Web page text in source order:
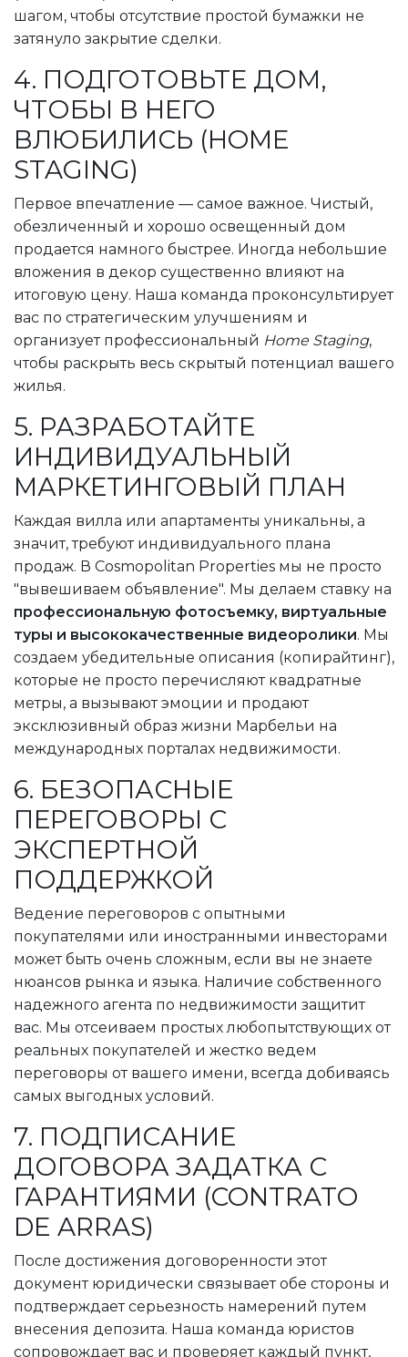
шагом, чтобы отсутствие простой бумажки не
затянуло закрытие сделки.
4. ПОДГОТОВЬТЕ ДОМ,
ЧТОБЫ В НЕГО
ВЛЮБИЛИСЬ (HOME
STAGING)
Первое впечатление — самое важное. Чистый,
обезличенный и хорошо освещенный дом
продается намного быстрее. Иногда небольшие
вложения в декор существенно влияют на
итоговую цену. Наша команда проконсультирует
вас по стратегическим улучшениям и
организует профессиональный Home Staging,
чтобы раскрыть весь скрытый потенциал вашего
жилья.
5. РАЗРАБОТАЙТЕ
ИНДИВИДУАЛЬНЫЙ
МАРКЕТИНГОВЫЙ ПЛАН
Каждая вилла или апартаменты уникальны, а
значит, требуют индивидуального плана
продаж. В Cosmopolitan Properties мы не просто
"вывешиваем объявление". Мы делаем ставку на
профессиональную фотосъемку, виртуальные
туры и высококачественные видеоролики. Мы
создаем убедительные описания (копирайтинг),
которые не просто перечисляют квадратные
метры, а вызывают эмоции и продают
эксклюзивный образ жизни Марбельи на
международных порталах недвижимости.
6. БЕЗОПАСНЫЕ
ПЕРЕГОВОРЫ С
ЭКСПЕРТНОЙ
ПОДДЕРЖКОЙ
Ведение переговоров с опытными
покупателями или иностранными инвесторами
может быть очень сложным, если вы не знаете
нюансов рынка и языка. Наличие собственного
надежного агента по недвижимости защитит
вас. Мы отсеиваем простых любопытствующих от
реальных покупателей и жестко ведем
переговоры от вашего имени, всегда добиваясь
самых выгодных условий.
7. ПОДПИСАНИЕ
ДОГОВОРА ЗАДАТКА С
ГАРАНТИЯМИ (CONTRATO
DE ARRAS)
После достижения договоренности этот
документ юридически связывает обе стороны и
подтверждает серьезность намерений путем
внесения депозита. Наша команда юристов
сопровождает вас и проверяет каждый пункт,